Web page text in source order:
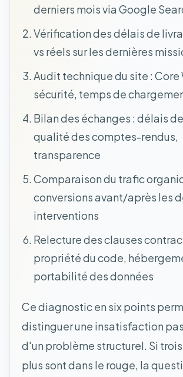
derniers mois via Google
Vérification des délais de
vs réels sur les dernières
Audit technique du site : Core
sécurité, temps de
Bilan des échanges : délais
qualité des comptes-rendus,
transparence
Comparaison du trafic
conversions avant/après les
interventions
Relecture des clauses
propriété du code,
portabilité des données
Ce diagnostic en six points
distinguer une insatisfaction
d'un problème structurel. Si
plus sont dans le rouge, la